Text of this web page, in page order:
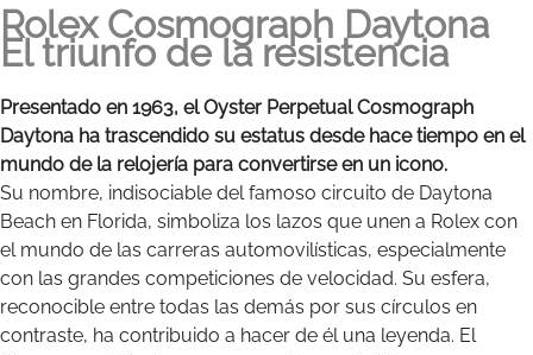
Rolex Cosmograph Daytona
El triunfo de la resistencia
Presentado en 1963, el Oyster Perpetual Cosmograph
Daytona ha trascendido su estatus desde hace tiempo en el
mundo de la relojería para convertirse en un icono.
Su nombre, indisociable del famoso circuito de Daytona
Beach en Florida, simboliza los lazos que unen a Rolex con
el mundo de las carreras automovilísticas, especialmente
con las grandes competiciones de velocidad. Su esfera,
reconocible entre todas las demás por sus círculos en
contraste, ha contribuido a hacer de él una leyenda. El